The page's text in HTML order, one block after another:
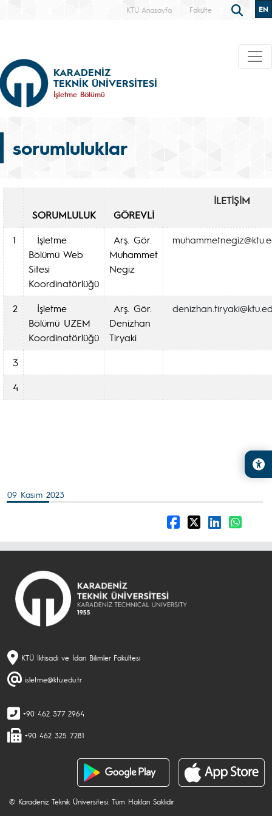
KTÜ Anasayfa Fakülte EN
KARADENİZ
TEKNİK ÜNİVERSİTESİ
İşletme Bölümü
sorumluluklar
SORUMLULUK GÖREVLİ
İLETİŞİM
1
İşletme
Bölümü Web
Sitesi
Koordinatörlüğü
Arş. Gör.
Muhammet
Negiz
2
İşletme
Bölümü UZEM
Koordinatörlüğü
Arş. Gör.
Denizhan
Tiryaki
3
4
09 Kasım 2023
KTÜ İktisadi ve İdari Bilimler Fakültesi
isletme@ktu.edu.tr
+90 462 377 2964
+90 462 325 7281
© Karadeniz Teknik Üniversitesi. Tüm Hakları Saklıdır